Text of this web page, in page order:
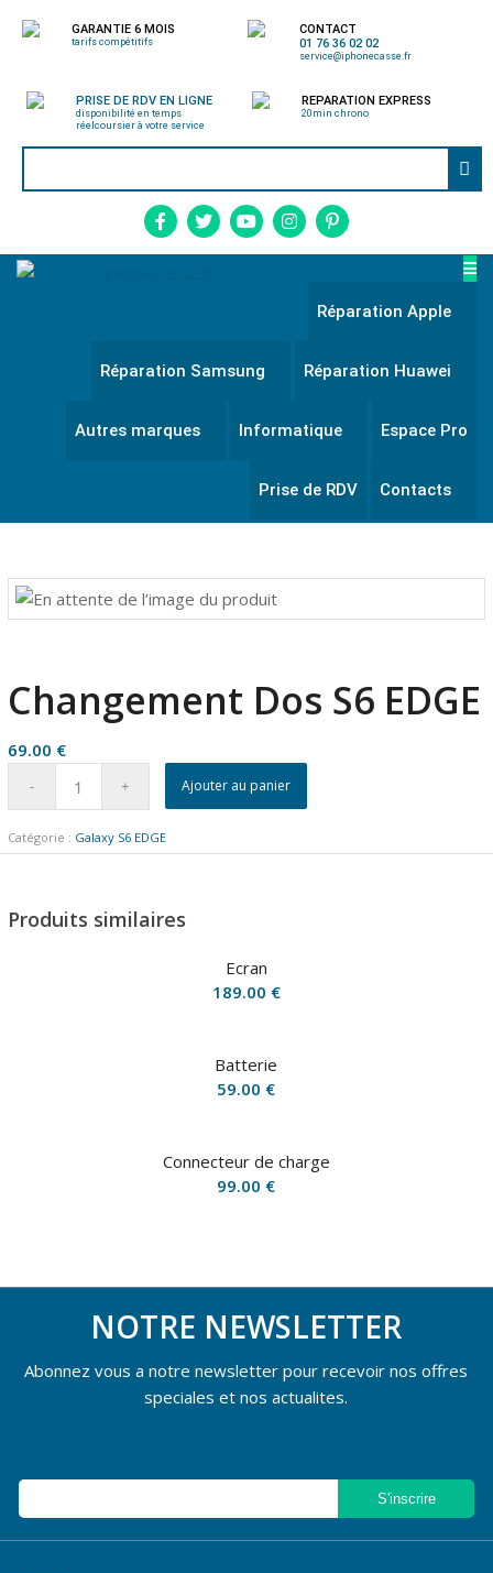
GARANTIE 6 MOIS
tarifs compétitifs
CONTACT
01 76 36 02 02
service@iphonecasse.fr
PRISE DE RDV EN LIGNE
disponibilité en temps
réelcoursier à votre service
REPARATION EXPRESS
20min chrono
Réparation Apple
Réparation Samsung Réparation Huawei
Autres marques Informatique Espace Pro
Prise de RDV Contacts
Changement Dos S6 EDGE
69.00 €
Ajouter au panier
Catégorie : Galaxy S6 EDGE
Produits similaires
Ecran
189.00 €
Batterie
59.00 €
Connecteur de charge
99.00 €
NOTRE NEWSLETTER
Abonnez vous a notre newsletter pour recevoir nos offres
speciales et nos actualites.